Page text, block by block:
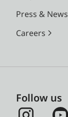
Press & News
Careers
Follow us